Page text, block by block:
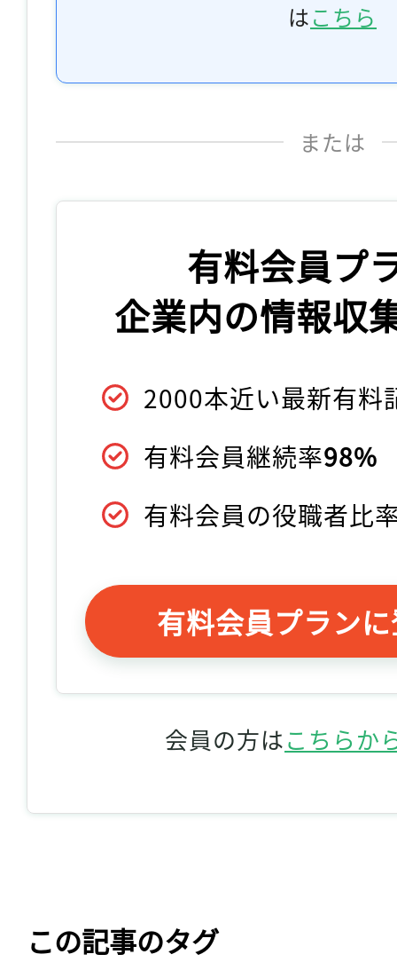
はこちら
または
有料会員プ
企業内の情報収
2000本近い最新有料
有料会員継続率98%
有料会員の役職者比
有料会員プラン
会員の方はこちらか
この記事のタグ